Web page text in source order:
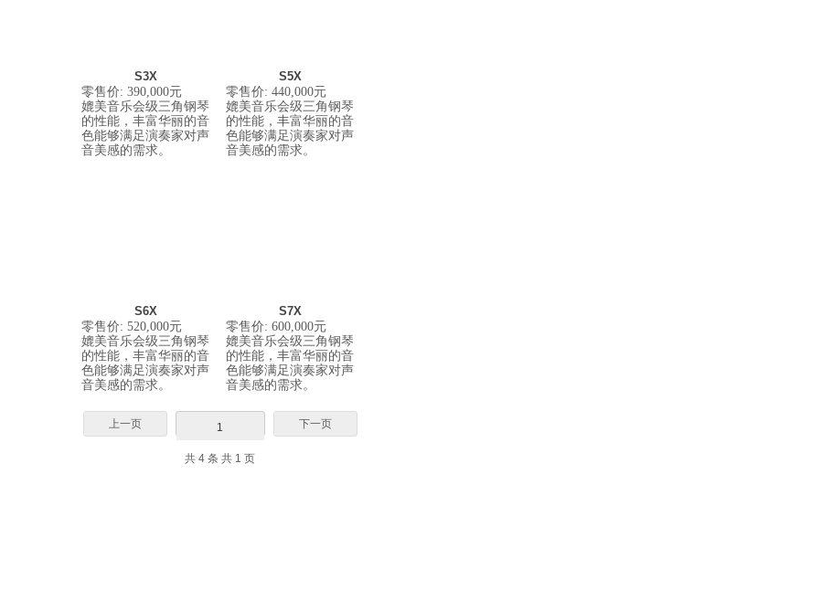
S3X
零售价: 390,000元
媲美音乐会级三角钢琴
的性能，丰富华丽的音
色能够满足演奏家对声
音美感的需求。
S5X
零售价: 440,000元
媲美音乐会级三角钢琴
的性能，丰富华丽的音
色能够满足演奏家对声
音美感的需求。
S6X
零售价: 520,000元
媲美音乐会级三角钢琴
的性能，丰富华丽的音
色能够满足演奏家对声
音美感的需求。
S7X
零售价: 600,000元
媲美音乐会级三角钢琴
的性能，丰富华丽的音
色能够满足演奏家对声
音美感的需求。
上一页 1 下一页
共 4 条 共 1 页